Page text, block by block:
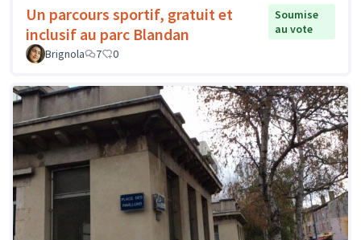
Un parcours sportif, gratuit et
inclusif au parc Blandan
Soumise
au vote
Brignola
7 0